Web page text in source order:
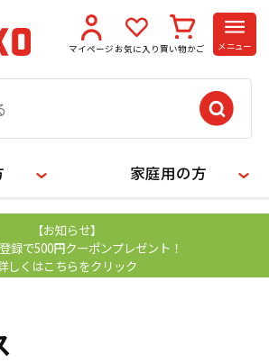
マイページ お気に入り 買い物かご メニュー
家庭用の方
【お知らせ】
録で500円クーポンプレゼント！
しくはこちらをクリック